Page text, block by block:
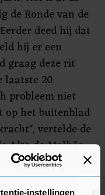
instellingen
de Ronde van de
deed hij dat
hij er een
graag deze rit
laatste 20
probleem niet
op het buitenblad
vertelde de
Alto do Malhão.
moet ik
de rittenkoers